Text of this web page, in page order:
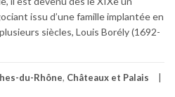
issu d’une famille implantée en
siècles, Louis Borély (1692-
du-Rhône, Châteaux et Palais